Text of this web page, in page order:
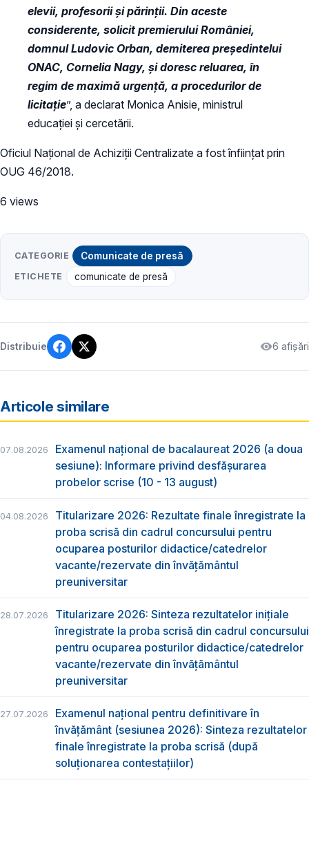
elevii, profesorii și părinții. Din aceste
considerente, solicit premierului României,
domnul Ludovic Orban, demiterea președintelui
ONAC, Cornelia Nagy, și doresc reluarea, în
regim de maximă urgență, a procedurilor de
licitație”, a declarat Monica Anisie, ministrul
educației și cercetării.
Oficiul Național de Achiziții Centralizate a fost înființat prin
OUG 46/2018.
6 views
CATEGORIE Comunicate de presă
ETICHETE comunicate de presă
Distribuie 6 afișări
Articole similare
07.08.2026
Examenul național de bacalaureat 2026 (a doua
sesiune): Informare privind desfășurarea
probelor scrise (10 - 13 august)
04.08.2026
Titularizare 2026: Rezultate finale înregistrate la
proba scrisă din cadrul concursului pentru
ocuparea posturilor didactice/catedrelor
vacante/rezervate din învăţământul
preuniversitar
28.07.2026
Titularizare 2026: Sinteza rezultatelor inițiale
înregistrate la proba scrisă din cadrul concursului
pentru ocuparea posturilor didactice/catedrelor
vacante/rezervate din învăţământul
preuniversitar
27.07.2026
Examenul național pentru definitivare în
învățământ (sesiunea 2026): Sinteza rezultatelor
finale înregistrate la proba scrisă (după
soluționarea contestațiilor)